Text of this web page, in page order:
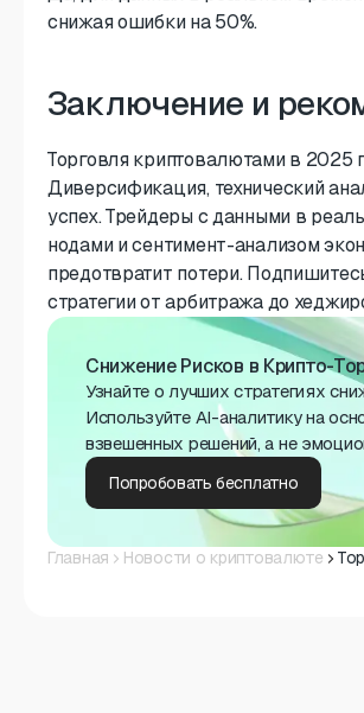
снижая ошибки на 50%.
Заключение и
Торговля криптовалютами в 2025
Диверсификация, технический
успех. Трейдеры с данными в
нодами и сентимент-анализом
предотвратит потери.
стратегии от арбитража до
Снижение Рисков в Крипто-
Узнайте о лучших стратегиях
Используйте AI-аналитику на
взвешенных решений, а не
Попробовать бесплатно
Главная Новости о криптовалюте